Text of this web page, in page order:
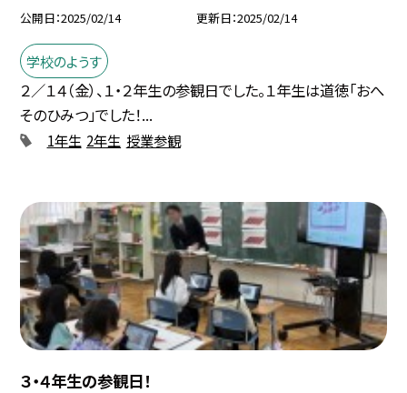
公開日 2025/02/14 更新日 2025/02/14
学校のようす
２／１４（金）、１・２年生の参観日でした。１年生は道徳「おへ
そのひみつ」でした！...
1年生 2年生 授業参観
３・４年生の参観日！